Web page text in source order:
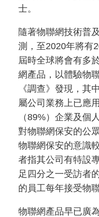
士。
隨著物聯網技術普
測，至2020年將有
屆時全球將會有多
網產品，以體驗物
《調查》發現，其
屬公司業務上已應
（89%）企業及個
對物聯網保安的公
物聯網保安的意識
者指其公司有特設
足四分之一受訪者
的員工每年接受物
物聯網產品早已廣